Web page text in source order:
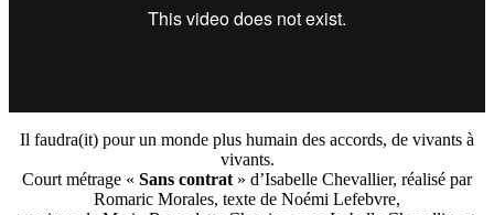
Il faudra(it) pour un monde plus humain des accords, de vivants à
vivants.
Court métrage « Sans contrat » d’Isabelle Chevallier, réalisé par
Romaric Morales, texte de Noémi Lefebvre,